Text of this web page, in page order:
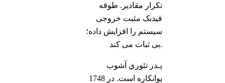
تکرار مقادیر. طوقه
فیدبک مثبت خروجی
سیستم را افزایش داده؛
بی ثبات می کند.
پـدر تئوري آشوب
پوانکاره است. در 1748